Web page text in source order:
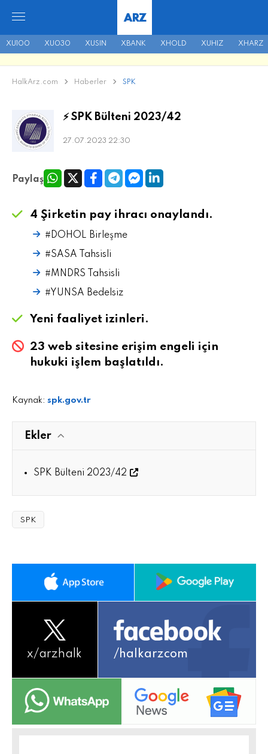
XU100 XU030 XUSIN XBANK XHOLD XUHIZ XHARZ
ARZ
HalkArz.com Haberler SPK
⚡ SPK Bülteni 2023/42
27.07.2023 22:30
Paylaş
4 Şirketin pay ihracı onaylandı.
#DOHOL Birleşme
#SASA Tahsisli
#MNDRS Tahsisli
#YUNSA Bedelsiz
Yeni faaliyet izinleri.
23 web sitesine erişim engeli için
hukuki işlem başlatıldı.
Kaynak: spk.gov.tr
Ekler
SPK Bülteni 2023/42
SPK
x/arzhalk /halkarzcom